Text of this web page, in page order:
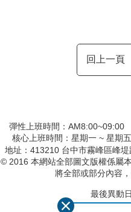
回上一頁
彈性上班時間：
核心上班時間：星期一 ~ 星期
地址：413210 台中市霧峰區峰
© 2016 本網站全部圖文版權係屬
將全部或部分內容
最後異動